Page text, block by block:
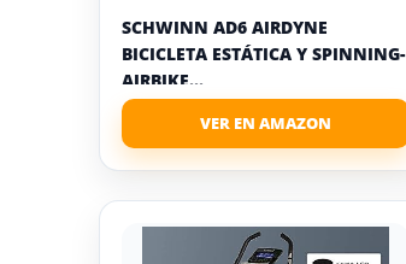
SCHWINN AD6 AIRDYNE
BICICLETA ESTÁTICA Y SPINNING-
AIRBIKE...